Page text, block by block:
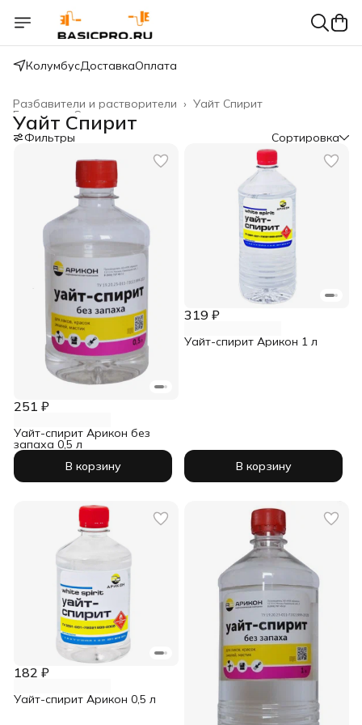
КолумбусДоставкаОплата
Уайт Спирит
Разбавители и растворители ›
Спецсоставы
Главная
Уайт Спирит
Фильтры Сортировка
251 ₽
Уайт-спирит Арикон без
запаха 0,5 л
В корзину
319 ₽
Уайт-спирит Арикон 1 л
В корзину
182 ₽
Уайт-спирит Арикон 0,5 л